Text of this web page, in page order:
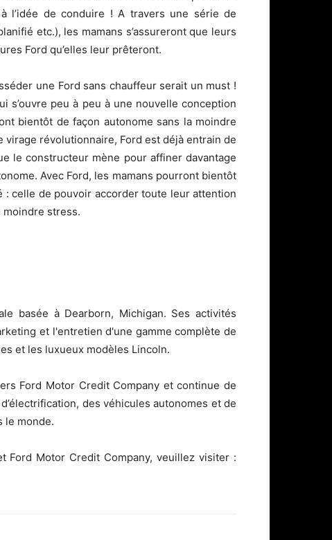
l’idée de conduire ! A travers une série de
etc.), les mamans s’assureront que leurs
Ford qu’elles leur prêteront.
une Ford sans chauffeur serait un must !
s’ouvre peu à peu à une nouvelle conception
bientôt de façon autonome sans la moindre
virage révolutionnaire, Ford est déjà entrain de
le constructeur mène pour affiner davantage
Avec Ford, les mamans pourront bientôt
: celle de pouvoir accorder toute leur attention
moindre stress.
basée à Dearborn, Michigan. Ses activités
et l'entretien d'une gamme complète de
et les luxueux modèles Lincoln.
Ford Motor Credit Company et continue de
des véhicules autonomes et de
le monde.
Ford Motor Credit Company, veuillez visiter :